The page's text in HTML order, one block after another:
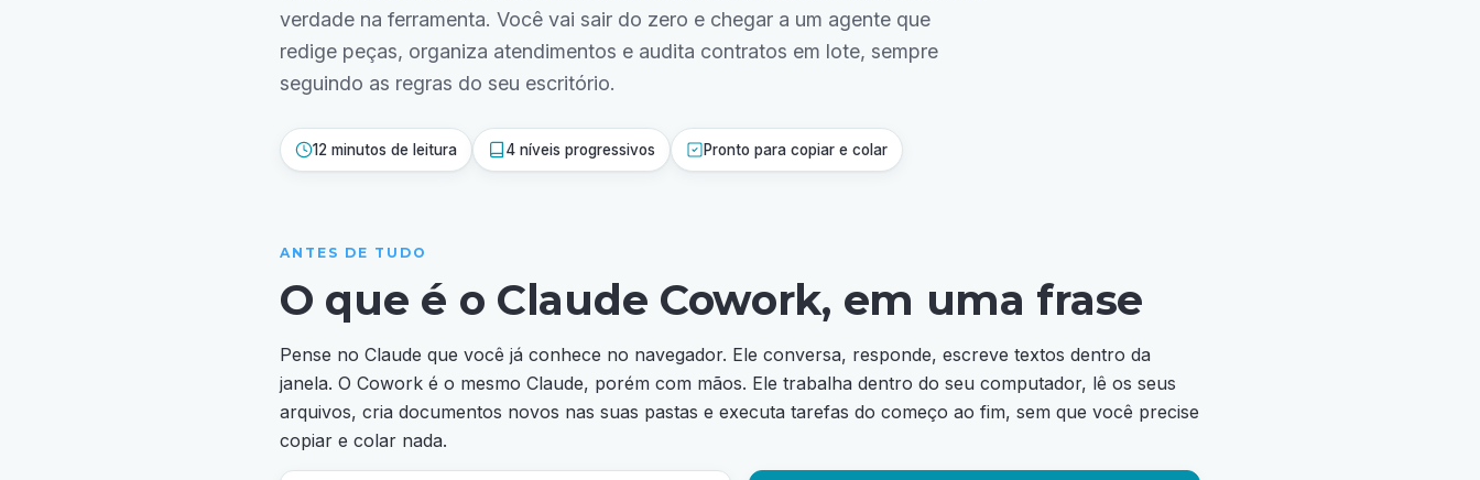
verdade na ferramenta. Você vai sair do zero e chegar a um agente que
redige peças, organiza atendimentos e audita contratos em lote, sempre
seguindo as regras do seu escritório.
12 minutos de leitura 4 níveis progressivos Pronto para copiar e colar
ANTES DE TUDO
O que é o Claude Cowork, em uma frase
Pense no Claude que você já conhece no navegador. Ele conversa, responde, escreve textos dentro da
janela. O Cowork é o mesmo Claude, porém com mãos. Ele trabalha dentro do seu computador, lê os seus
arquivos, cria documentos novos nas suas pastas e executa tarefas do começo ao fim, sem que você precise
copiar e colar nada.